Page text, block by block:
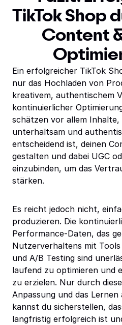
TikTok Shop
Content
Ein erfolgreicher TikTok
nur das Hochladen von
kreativem, authentischem
kontinuierlicher
schätzen vor allem Inhalte,
unterhaltsam und
entscheidend ist, deinen
gestalten und dabei UGC
einzubinden, um das
stärken.
Es reicht jedoch nicht,
produzieren. Die
Performance-Daten, das
Nutzerverhaltens mit Tools
und A/B Testing sind
laufend zu optimieren und
zu erzielen. Nur durch
Anpassung und das Lernen
kannst du sicherstellen,
langfristig erfolgreich ist